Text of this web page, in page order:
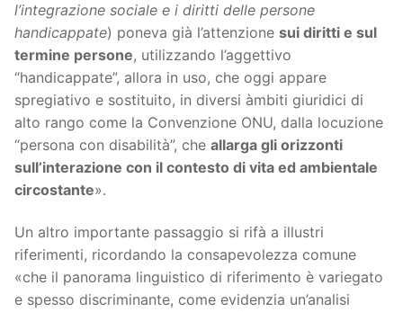
l’integrazione sociale e i diritti delle persone
handicappate) poneva già l’attenzione sui diritti e sul
termine persone, utilizzando l’aggettivo
“handicappate”, allora in uso, che oggi appare
spregiativo e sostituito, in diversi àmbiti giuridici di
alto rango come la Convenzione ONU, dalla locuzione
“persona con disabilità”, che allarga gli orizzonti
sull’interazione con il contesto di vita ed ambientale
circostante».
Un altro importante passaggio si rifà a illustri
riferimenti, ricordando la consapevolezza comune
«che il panorama linguistico di riferimento è variegato
e spesso discriminante, come evidenzia un’analisi